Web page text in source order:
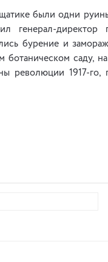
были одни
генерал-
бурение и
ботаническом саду,
революции 1917-го,